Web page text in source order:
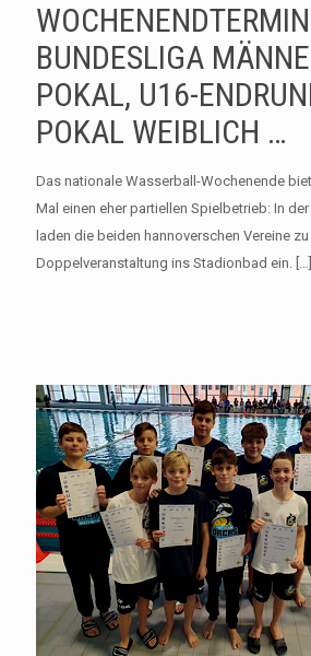
BUNDESLIGA
POKAL, U16-
POKAL WEIBLICH …
Das nationale Wasserball-Wochenende
Mal einen eher partiellen Spielbetrieb: In
laden die beiden hannoverschen Vereine
Doppelveranstaltung ins Stadionbad ein. […]